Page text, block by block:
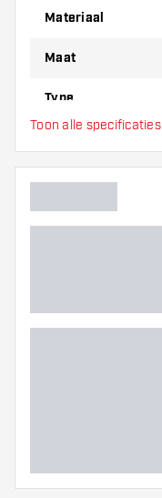
Materiaal
Maat
Type
Extra kleuren
Toon alle specificaties